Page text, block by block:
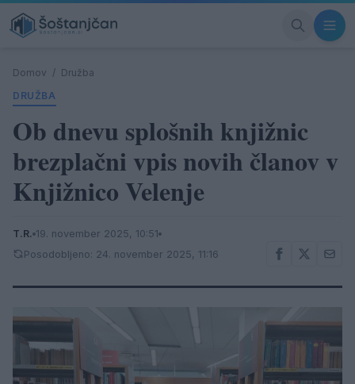
Domov / Družba
DRUŽBA
Ob dnevu splošnih knjižnic
brezplačni vpis novih članov v
Knjižnico Velenje
T.R. 19. november 2025, 10:51
Posodobljeno: 24. november 2025, 11:16